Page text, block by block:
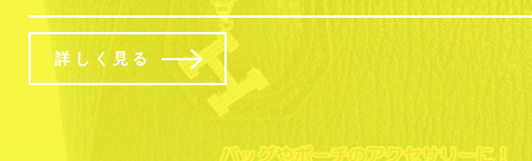
詳しく見る